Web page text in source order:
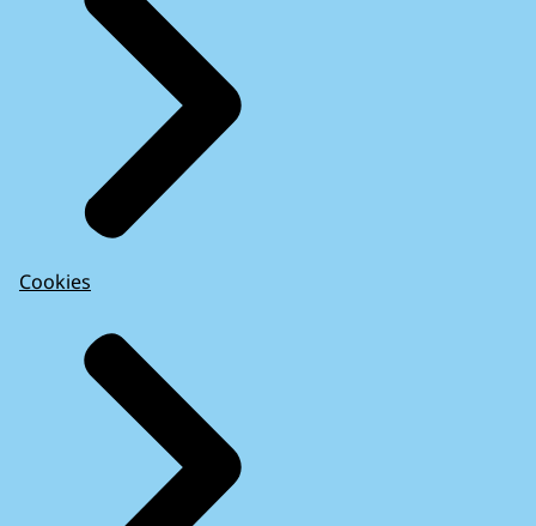
Cookies